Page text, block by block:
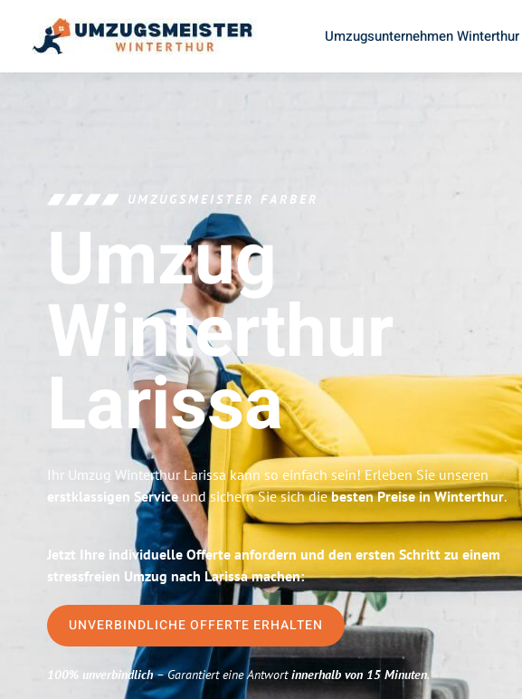
Umzugsunternehmen Winterthur
UMZUGSMEISTER FARBER
Umzug
Winterthur
Larissa
Ihr Umzug Winterthur Larissa kann so einfach sein! Erleben Sie unseren
erstklassigen Serviceund sichern Sie sich diebesten Preise in Winterthur.
Jetzt Ihre individuelle Offerte anfordern und den ersten Schritt zu einem
stressfreien Umzug nach Larissa machen:
UNVERBINDLICHE OFFERTE ERHALTEN
100% unverbindlich– Garantiert eine Antwortinnerhalb von 15 Minuten.